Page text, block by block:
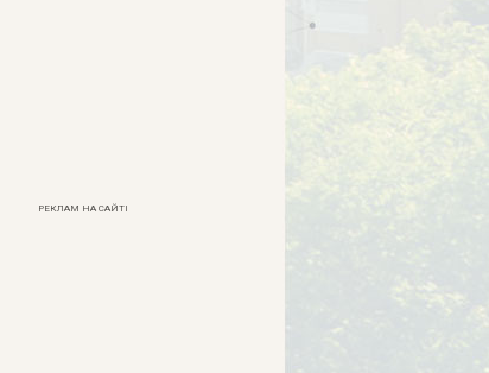
РЕКЛАМ НА САЙТІ